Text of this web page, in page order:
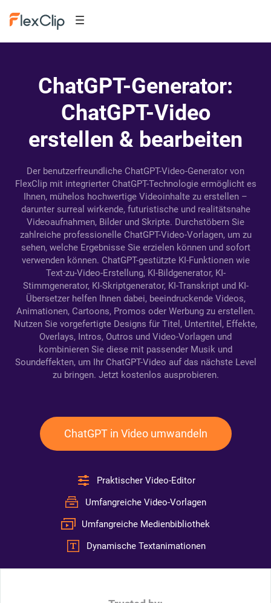
ChatGPT-Generator:
ChatGPT-Video
erstellen & bearbeiten
Der benutzerfreundliche ChatGPT-Video-Generator von
FlexClip mit integrierter ChatGPT-Technologie ermöglicht es
Ihnen, mühelos hochwertige Videoinhalte zu erstellen –
darunter surreal wirkende, futuristische und realitätsnahe
Videoaufnahmen, Bilder und Skripte. Durchstöbern Sie
zahlreiche professionelle ChatGPT-Video-Vorlagen, um zu
sehen, welche Ergebnisse Sie erzielen können und sofort
verwenden können. ChatGPT-gestützte KI-Funktionen wie
Text-zu-Video-Erstellung, KI-Bildgenerator, KI-
Stimmgenerator, KI-Skriptgenerator, KI-Transkript und KI-
Übersetzer helfen Ihnen dabei, beeindruckende Videos,
Animationen, Cartoons, Promos oder Werbung zu erstellen.
Nutzen Sie vorgefertigte Designs für Titel, Untertitel, Effekte,
Overlays, Intros, Outros und Video-Vorlagen und
kombinieren Sie diese mit passender Musik und
Soundeffekten, um Ihr ChatGPT-Video auf das nächste Level
zu bringen. Jetzt kostenlos ausprobieren.
ChatGPT in Video umwandeln
Praktischer Video-Editor
Umfangreiche Video-Vorlagen
Umfangreiche Medienbibliothek
Dynamische Textanimationen